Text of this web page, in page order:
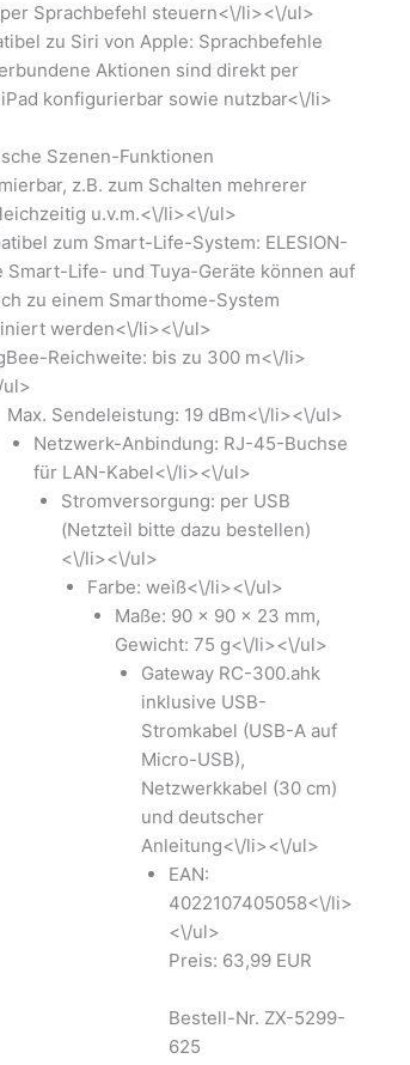
Sprachbefehl steuern<\/li><\/ul>
zu Siri von Apple: Sprachbefehle
Aktionen sind direkt per
konfigurierbar sowie nutzbar<\/li>
Szenen-Funktionen
z.B. zum Schalten mehrerer
u.v.m.<\/li><\/ul>
zum Smart-Life-System: ELESION-
Smart-Life- und Tuya-Geräte können auf
zu einem Smarthome-System
werden<\/li><\/ul>
Reichweite: bis zu 300 m<\/li>
Max. Sendeleistung: 19 dBm<\/li><\/ul>
Netzwerk-Anbindung: RJ-45-Buchse
für LAN-Kabel<\/li><\/ul>
Stromversorgung: per USB
(Netzteil bitte dazu bestellen)
<\/li><\/ul>
Farbe: weiß<\/li><\/ul>
Maße: 90 x 90 x 23 mm,
Gewicht: 75 g<\/li><\/ul>
Gateway RC-300.ahk
inklusive USB-
Stromkabel (USB-A auf
Micro-USB),
Netzwerkkabel (30 cm)
und deutscher
Anleitung<\/li><\/ul>
EAN:
4022107405058<\/li>
<\/ul>
Preis: 63,99 EUR
Bestell-Nr. ZX-5299-
625